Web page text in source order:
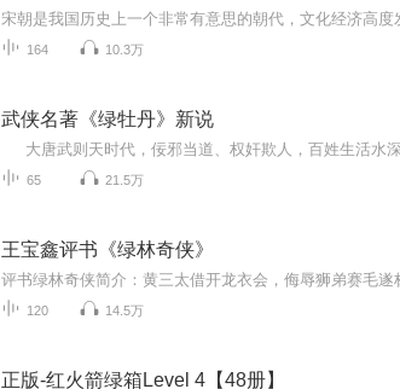
164 10.3万
武侠名著《绿牡丹》新说
65 21.5万
王宝鑫评书《绿林奇侠》
120 14.5万
正版-红火箭绿箱Level 4【48册】